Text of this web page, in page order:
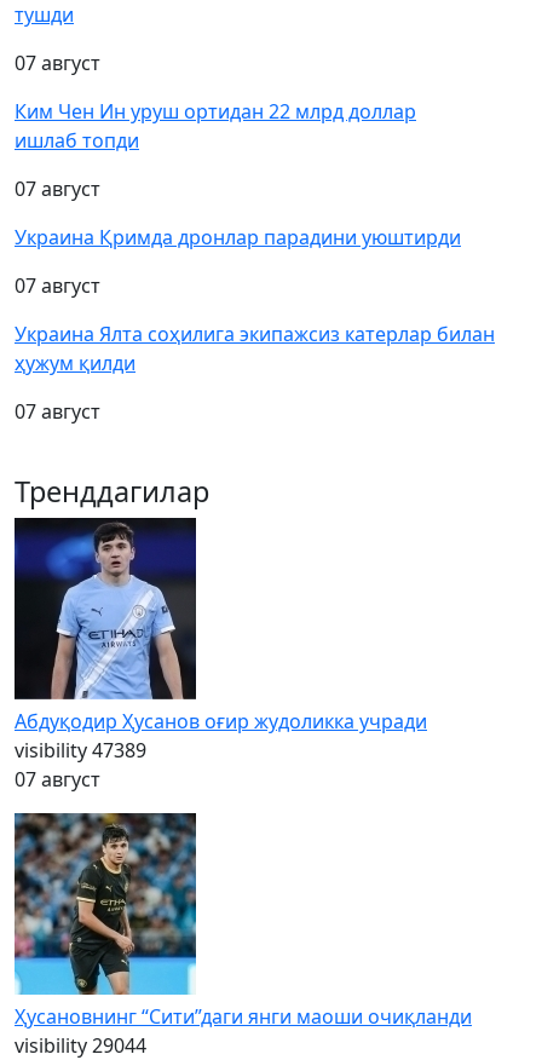
тушди
07 август
Ким Чен Ин уруш ортидан 22 млрд доллар
ишлаб топди
07 август
Украина Қримда дронлар парадини уюштирди
07 август
Украина Ялта соҳилига экипажсиз катерлар билан
ҳужум қилди
07 август
Тренддагилар
Абдуқодир Ҳусанов оғир жудоликка учради
visibility47389
07 август
Ҳусановнинг “Сити”даги янги маоши очиқланди
visibility29044